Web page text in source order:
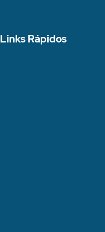
Links Rápidos